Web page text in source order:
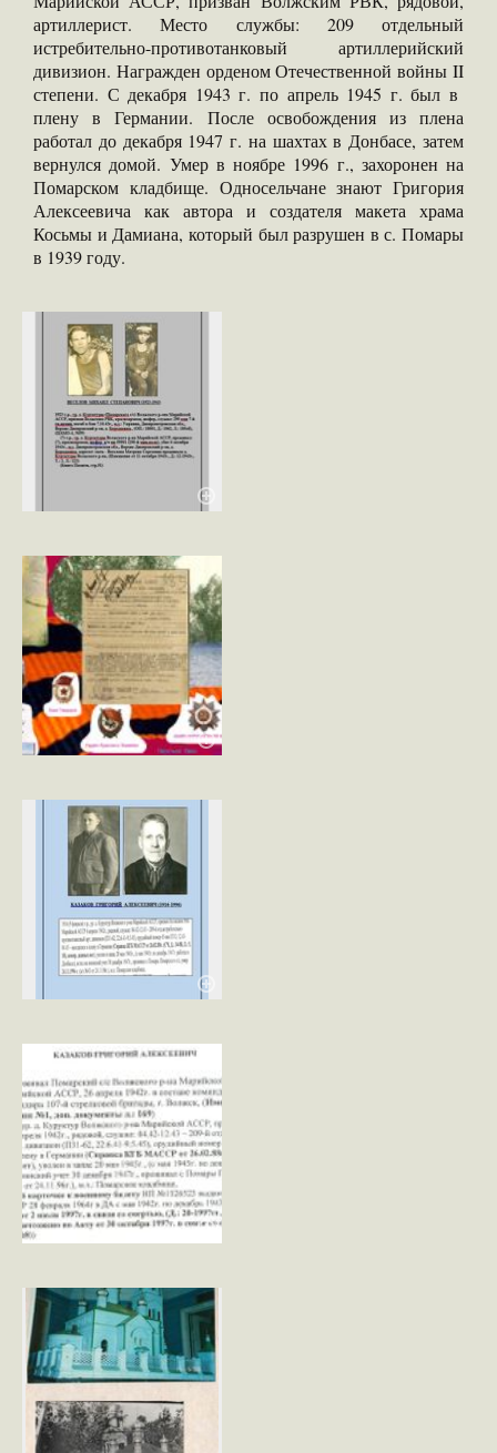
артиллерист. Место службы: 209 отдельный
истребительно-противотанковый артиллерийский
дивизион. Награжден орденом Отечественной войны II
степени. С декабря 1943 г. по апрель 1945 г. был в
плену в Германии. После освобождения из плена
работал до декабря 1947 г. на шахтах в Донбасе, затем
вернулся домой. Умер в ноябре 1996 г., захоронен на
Помарском кладбище. Односельчане знают Григория
Алексеевича как автора и создателя макета храма
Косьмы и Дамиана, который был разрушен в с. Помары
в 1939 году.